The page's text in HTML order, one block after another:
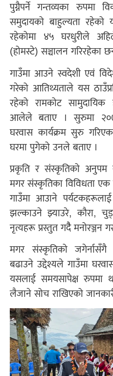
पुग्नैपर्ने गन्तव्यका रुपमा
समुदायको बाहुल्यता
रहेकोमा ४५ घरधुरीले
(होमस्टे) सञ्चालन गरिरहेका
गाउँमा आउने स्वदेशी एवं
गरेको आतिथ्यताले यस
रहेको रामकोट सामुदायिक
आलेले बताए । सुरुमा
घरवास कार्यक्रम सुरु
घरमा पुगेको उनले बताए ।
प्रकृति र संस्कृतिको अनुपम
मगर संस्कृतिका विविधता एक
गाउँमा आउाने
झल्काउने झ्याउरे, कौरा,
नृत्यहरू प्रस्तुत गदैै मनोरञ्जन
मगर संस्कृतिको
बढाउने उद्देश्यले गाउँमा
यसलाई समयसापेक्ष रुपमा
लैजाने सोच राखिएको